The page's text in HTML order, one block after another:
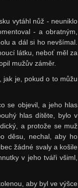
vytáhl nůž - neuniklo
- a obratným,
a dál si ho nevšímal.
látku, neboť měl za
mužův záměr.
jak je, pokud o to můžu
se objevil, a jeho hlas
hlas dítěte, bylo v
a protože se muž
děsu, nechal, aby ho
žádné svaly a košile
v jeho tváři všiml,
aby byl ve výšce